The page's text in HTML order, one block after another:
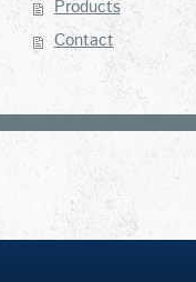
Products
Contact